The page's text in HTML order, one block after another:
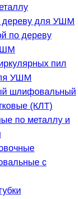
дереву для УШМ
по дереву
пил
УШМ
шлифовальный
(КЛТ)
по металлу и
с